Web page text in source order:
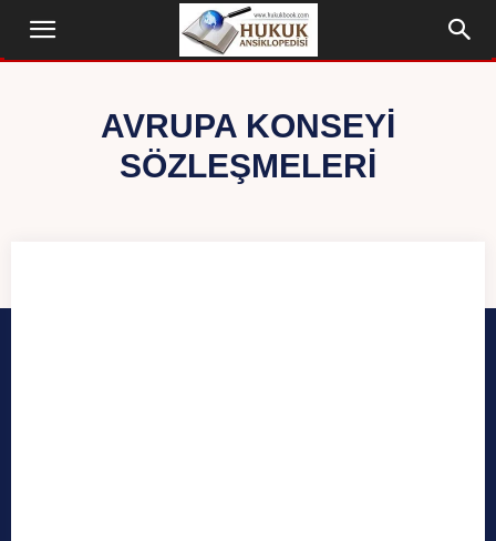
AVRUPA KONSEYI
SÖZLEŞMELERI